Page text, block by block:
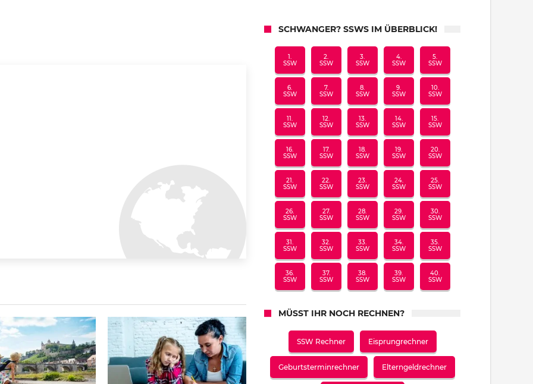
SCHWANGER? SSWS IM ÜBERBLICK!
1.
SSW
2.
SSW
3.
SSW
4.
SSW
5.
SSW
6.
SSW
7.
SSW
8.
SSW
9.
SSW
10.
SSW
11.
SSW
12.
SSW
13.
SSW
14.
SSW
15.
SSW
16.
SSW
17.
SSW
18.
SSW
19.
SSW
20.
SSW
21.
SSW
22.
SSW
23.
SSW
24.
SSW
25.
SSW
26.
SSW
27.
SSW
28.
SSW
29.
SSW
30.
SSW
31.
SSW
32.
SSW
33.
SSW
34.
SSW
35.
SSW
36.
SSW
37.
SSW
38.
SSW
39.
SSW
40.
SSW
MÜSST IHR NOCH RECHNEN?
SSW Rechner Eisprungrechner
Geburtsterminrechner Elterngeldrechner